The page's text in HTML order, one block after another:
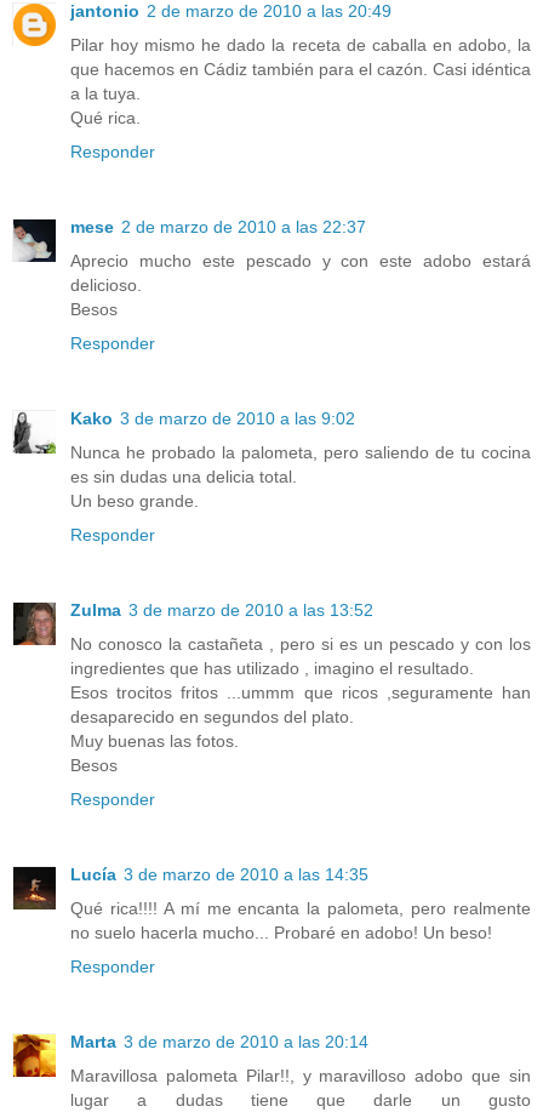
jantonio 2 de marzo de 2010 a las 20:49
Pilar hoy mismo he dado la receta de caballa en adobo, la
que hacemos en Cádiz también para el cazón. Casi idéntica
a la tuya.
Qué rica.
Responder
mese 2 de marzo de 2010 a las 22:37
Aprecio mucho este pescado y con este adobo estará
delicioso.
Besos
Responder
Kako 3 de marzo de 2010 a las 9:02
Nunca he probado la palometa, pero saliendo de tu cocina
es sin dudas una delicia total.
Un beso grande.
Responder
Zulma 3 de marzo de 2010 a las 13:52
No conosco la castañeta , pero si es un pescado y con los
ingredientes que has utilizado , imagino el resultado.
Esos trocitos fritos ...ummm que ricos ,seguramente han
desaparecido en segundos del plato.
Muy buenas las fotos.
Besos
Responder
Lucía 3 de marzo de 2010 a las 14:35
Qué rica!!!! A mí me encanta la palometa, pero realmente
no suelo hacerla mucho... Probaré en adobo! Un beso!
Responder
Marta 3 de marzo de 2010 a las 20:14
Maravillosa palometa Pilar!!, y maravilloso adobo que sin
lugar a dudas tiene que darle un gusto